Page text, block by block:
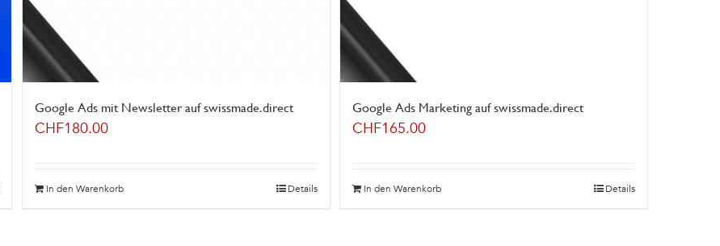
Google Ads mit Newsletter auf swissmade.direct
CHF180.00
In den Warenkorb Details
Google Ads Marketing auf swissmade.direct
CHF165.00
In den Warenkorb Details